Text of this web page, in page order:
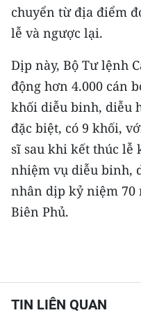
chuyển từ địa điểm
lễ và ngược lại.
Dịp này, Bộ Tư lệnh
động hơn 4.000 cán
khối diễu binh, diễu
đặc biệt, có 9 khối,
sĩ sau khi kết thúc lễ
nhiệm vụ diễu binh,
nhân dịp kỷ niệm 70
Biên Phủ.
TIN LIÊN QUAN